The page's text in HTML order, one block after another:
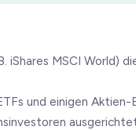
iShares MSCI World)
und einigen Aktien-